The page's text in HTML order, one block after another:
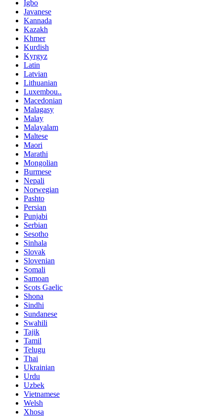
Igbo
Javanese
Kannada
Kazakh
Khmer
Kurdish
Kyrgyz
Latin
Latvian
Lithuanian
Luxembou..
Macedonian
Malagasy
Malay
Malayalam
Maltese
Maori
Marathi
Mongolian
Burmese
Nepali
Norwegian
Pashto
Persian
Punjabi
Serbian
Sesotho
Sinhala
Slovak
Slovenian
Somali
Samoan
Scots Gaelic
Shona
Sindhi
Sundanese
Swahili
Tajik
Tamil
Telugu
Thai
Ukrainian
Urdu
Uzbek
Vietnamese
Welsh
Xhosa